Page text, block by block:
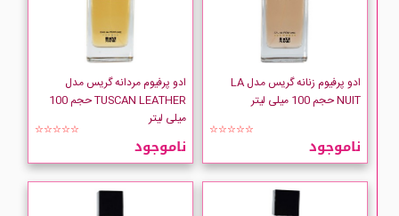
ادو پرفیوم زنانه گریس مدل LA
NUIT حجم 100 میلی لیتر
☆☆☆☆☆
ناموجود
ادو پرفیوم مردانه گریس مدل
TUSCAN LEATHER حجم 100
میلی لیتر
☆☆☆☆☆
ناموجود